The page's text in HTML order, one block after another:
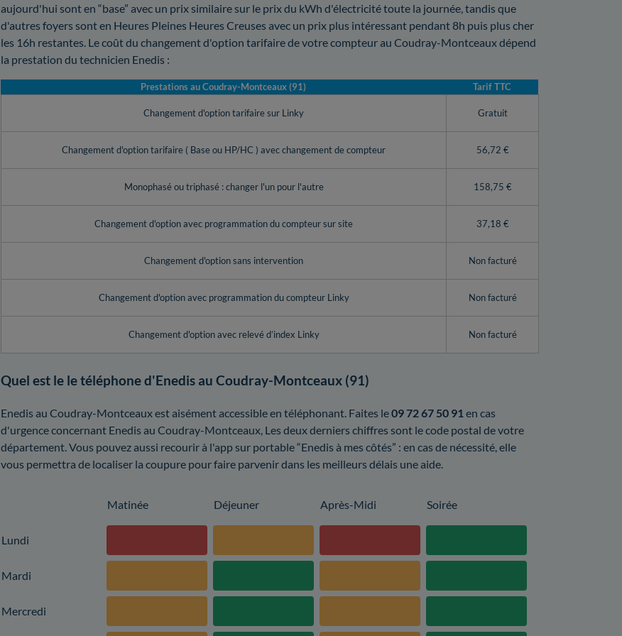
aujourd'hui sont en “base” avec un prix similaire sur le prix du kWh d'électricité toute la journée, tandis que
d'autres foyers sont en Heures Pleines Heures Creuses avec un prix plus intéressant pendant 8h puis plus cher
les 16h restantes. Le coût du changement d'option tarifaire de votre compteur au Coudray-Montceaux dépend
la prestation du technicien Enedis :
Prestations au Coudray-Montceaux (91) Tarif TTC
Changement d'option tarifaire sur Linky Gratuit
Changement d'option tarifaire ( Base ou HP/HC ) avec changement de compteur 56,72 €
Monophasé ou triphasé : changer l'un pour l'autre 158,75 €
Changement d'option avec programmation du compteur sur site 37,18 €
Changement d'option sans intervention Non facturé
Changement d'option avec programmation du compteur Linky Non facturé
Changement d'option avec relevé d’index Linky Non facturé
Quel est le le téléphone d'Enedis au Coudray-Montceaux (91)
Enedis au Coudray-Montceaux est aisément accessible en téléphonant. Faites le09 72 67 50 91 en cas
d'urgence concernant Enedis au Coudray-Montceaux, Les deux derniers chiffres sont le code postal de votre
département. Vous pouvez aussi recourir à l'app sur portable “Enedis à mes côtés” : en cas de nécessité, elle
vous permettra de localiser la coupure pour faire parvenir dans les meilleurs délais une aide.
Matinée Déjeuner Après-Midi Soirée
Lundi
Mardi
Mercredi